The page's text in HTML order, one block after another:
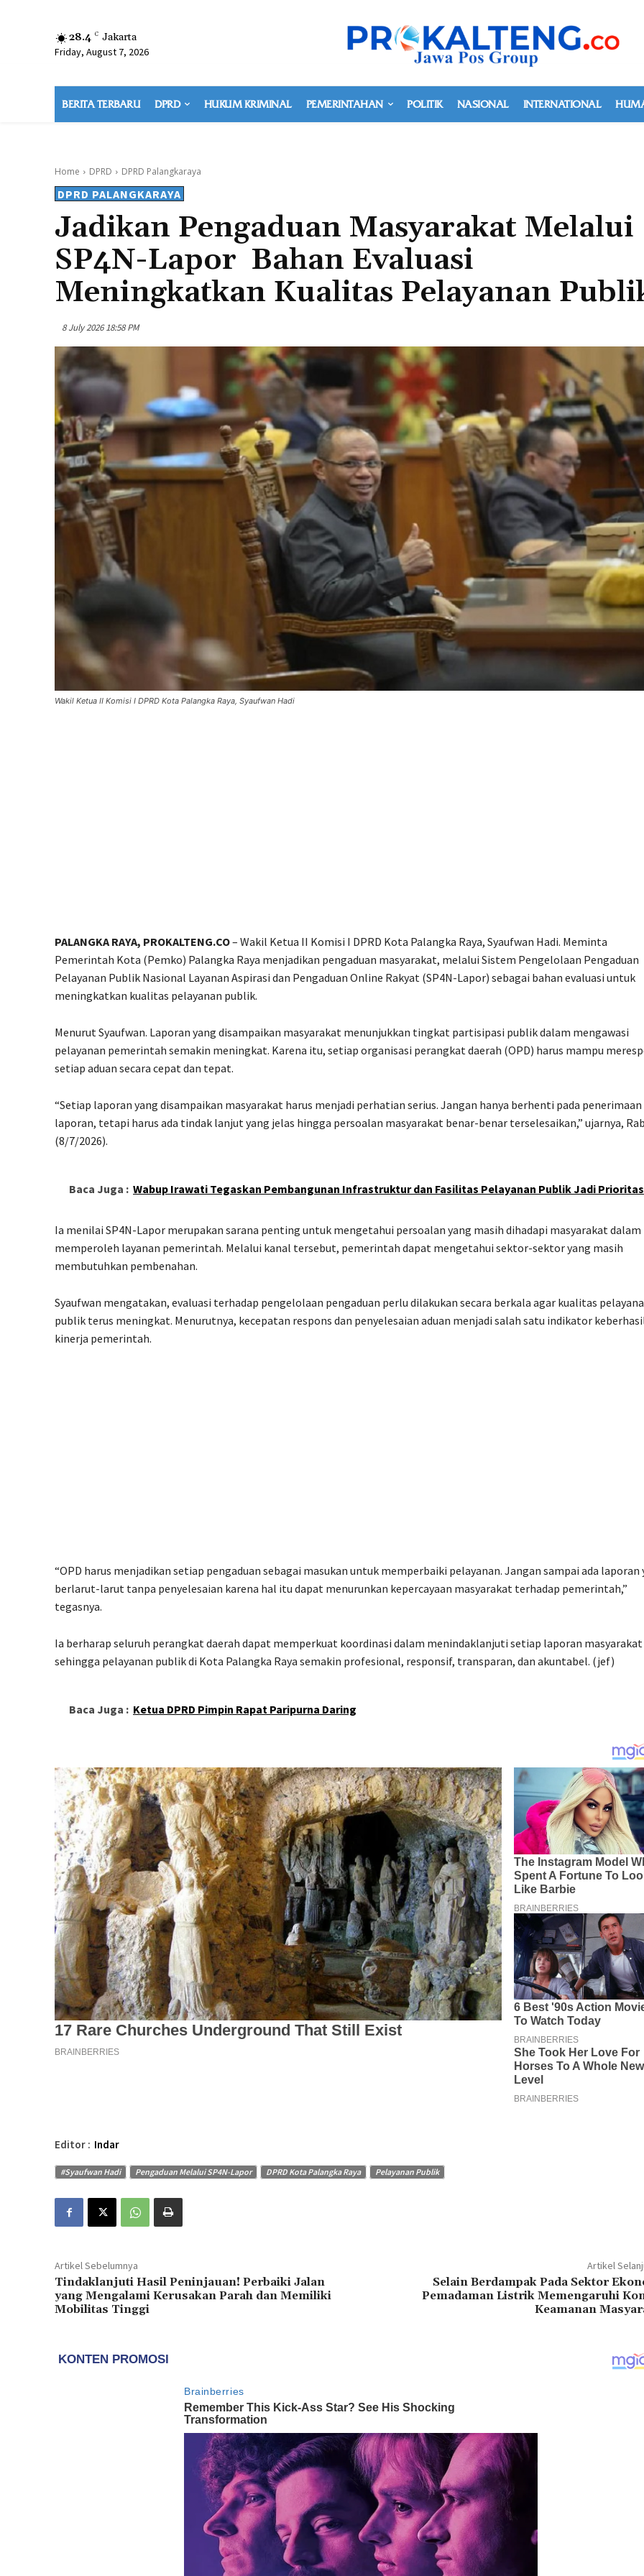
28.4 C Jakarta
Friday, August 7, 2026
BERITA TERBARU DPRD HUKUM KRIMINAL PEMERINTAHAN POLITIK NASIONAL INTERNATIONAL
Home DPRD DPRD Palangkaraya
DPRD PALANGKARAYA
Jadikan Pengaduan Masyarakat Melalui
SP4N-Lapor Bahan Evaluasi
Meningkatkan Kualitas Pelayanan
8 July 2026 18:58 PM
Wakil Ketua II Komisi I DPRD Kota Palangka Raya, Syaufwan Hadi
PALANGKA RAYA, PROKALTENG.CO– Wakil Ketua II Komisi I DPRD Kota Palangka Raya, Syaufwan Hadi. Meminta
Pemerintah Kota (Pemko) Palangka Raya menjadikan pengaduan masyarakat, melalui Sistem Pengelolaan Pengaduan
Pelayanan Publik Nasional Layanan Aspirasi dan Pengaduan Online Rakyat (SP4N-Lapor) sebagai bahan evaluasi untuk
meningkatkan kualitas pelayanan publik.
Menurut Syaufwan. Laporan yang disampaikan masyarakat menunjukkan tingkat partisipasi publik dalam mengawasi
pelayanan pemerintah semakin meningkat. Karena itu, setiap organisasi perangkat daerah (OPD) harus mampu
setiap aduan secara cepat dan tepat.
“Setiap laporan yang disampaikan masyarakat harus menjadi perhatian serius. Jangan hanya berhenti pada penerimaan
laporan, tetapi harus ada tindak lanjut yang jelas hingga persoalan masyarakat benar-benar terselesaikan,” ujarnya,
(8/7/2026).
Baca Juga : Wabup Irawati Tegaskan Pembangunan Infrastruktur dan Fasilitas Pelayanan Publik Jadi Prioritas
Ia menilai SP4N-Lapor merupakan sarana penting untuk mengetahui persoalan yang masih dihadapi masyarakat dalam
memperoleh layanan pemerintah. Melalui kanal tersebut, pemerintah dapat mengetahui sektor-sektor yang masih
membutuhkan pembenahan.
Syaufwan mengatakan, evaluasi terhadap pengelolaan pengaduan perlu dilakukan secara berkala agar kualitas
publik terus meningkat. Menurutnya, kecepatan respons dan penyelesaian aduan menjadi salah satu indikator
kinerja pemerintah.
“OPD harus menjadikan setiap pengaduan sebagai masukan untuk memperbaiki pelayanan. Jangan sampai ada laporan
berlarut-larut tanpa penyelesaian karena hal itu dapat menurunkan kepercayaan masyarakat terhadap pemerintah,”
tegasnya.
Ia berharap seluruh perangkat daerah dapat memperkuat koordinasi dalam menindaklanjuti setiap laporan masyarakat
sehingga pelayanan publik di Kota Palangka Raya semakin profesional, responsif, transparan, dan akuntabel. (jef)
Baca Juga : Ketua DPRD Pimpin Rapat Paripurna Daring
Editor : Indar
#Syaufwan Hadi Pengaduan Melalui SP4N-Lapor DPRD Kota Palangka Raya Pelayanan Publik
Artikel Sebelumnya
Tindaklanjuti Hasil Peninjauan! Perbaiki Jalan
yang Mengalami Kerusakan Parah dan Memiliki
Mobilitas Tinggi
Artikel
Selain Berdampak Pada Sektor
Pemadaman Listrik Memengaruhi
Keamanan